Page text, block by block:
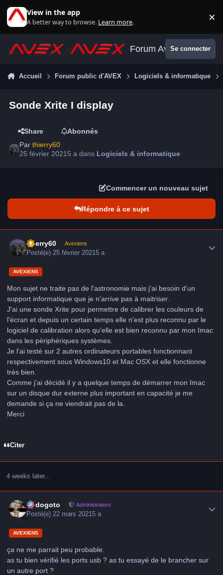
View in the app
A better way to browse. Learn more. ×
Forum AvexSe connecter
Accueil Forum public d'AVEX Logiciels & informatique
Sonde Xrite I display
Share
Abonnés
Parthierry60
25 février 2021 5 a dans Logiciels & informatique
Commencer un nouveau sujet
Répondre à ce sujet
thierry60 Avexiens
Posté(e) 25 février 20215 a
AVEXIENS
Mon sujet ne traite pas de l'astronomie mais j'ai besoin d'un
support informatique que je n'arrive pas à maitriser.
J'ai une sonde Xrite pour permettre de calibrer les couleurs de
l'écran et depuis un certain temps elle n'est plus reconnu par le
logiciel de calibration alors qu'elle est bien reconnu par mon Imac
dans les périphériques systèmes.
Je l'ai testé sur 2 autres ordinateurs portables fonctionnant
respectivement sous Windows10 et Mac OSX et elle fonctionne
trés bien.
Comme j'ai décidé il y a quelque temps de démarrer mon Imac
sur un disque dur externe plus important en capacité je me
demande si ça ne viendrait pas de la.
Merci
Citer
4 weeks later...
frédogoto Administrators
Posté(e) 22 mars 20215 a
AVEXIENS
ça ne me parrait peu probable.
as tu bien vérifié les ports usb ? as tu essayé de le brancher sur
un autre port ?